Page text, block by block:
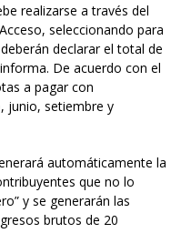
realizarse a través del
seleccionando para
declarar el total de
De acuerdo con el
a pagar con
junio, setiembre y
automáticamente la
que no lo
y se generarán las
brutos de 20